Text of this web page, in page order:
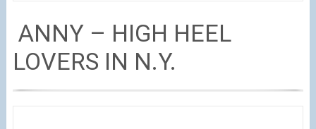
ANNY – HIGH HEEL
LOVERS IN N.Y.